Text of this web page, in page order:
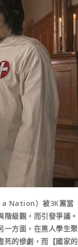
Nation）被3K黨當
級觀，而引發爭議。
一方面，在黑人學生聚
死的慘劇，而【國家的